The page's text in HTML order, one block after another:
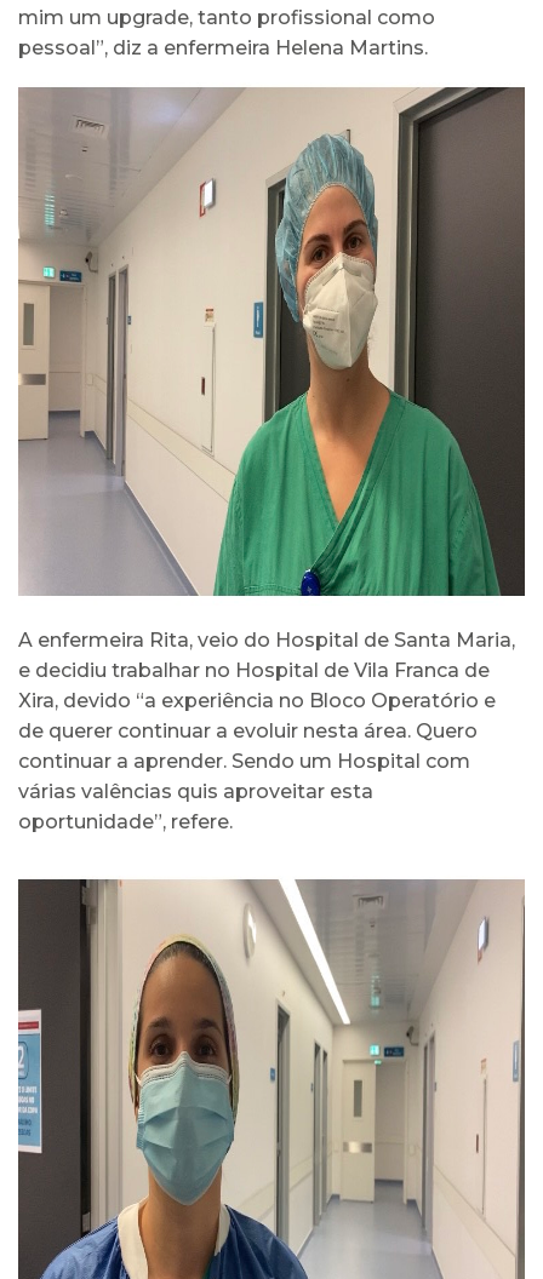
mim um upgrade, tanto profissional como
pessoal”, diz a enfermeira Helena Martins.
A enfermeira Rita, veio do Hospital de Santa Maria,
e decidiu trabalhar no Hospital de Vila Franca de
Xira, devido “a experiência no Bloco Operatório e
de querer continuar a evoluir nesta área. Quero
continuar a aprender. Sendo um Hospital com
várias valências quis aproveitar esta
oportunidade”, refere.